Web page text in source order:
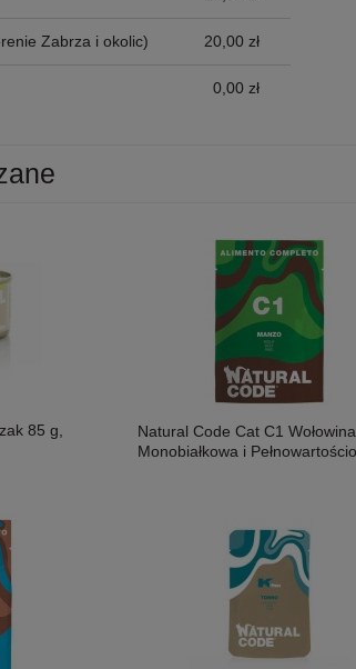
Zabrza i okolic) 20,00 zł
0,00 zł
85 g,
Natural Code Cat C1 Wołowina
Monobiałkowa i